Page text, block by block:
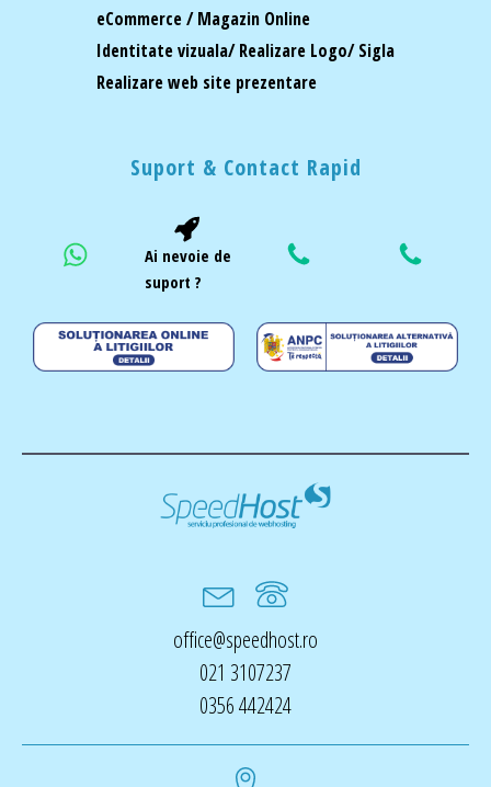
eCommerce / Magazin Online
Identitate vizuala/ Realizare Logo/ Sigla
Realizare web site prezentare
Suport & Contact Rapid
Ai nevoie de
suport ?
office@speedhost.ro
021 3107237
0356 442424